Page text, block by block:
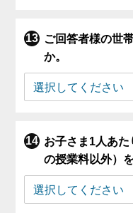
ご回答者様の世
か。
お子さま1人あ
の授業料以外）